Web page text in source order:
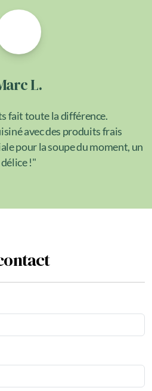
L.
fait toute la différence.
avec des produits frais
pour la soupe du moment, un
délice !"